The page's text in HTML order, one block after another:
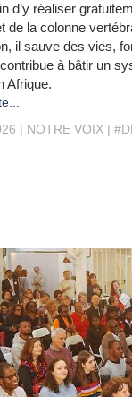
d’y réaliser
de la colonne
il sauve des vies,
à bâtir un
Afrique.
NOTRE VOIX